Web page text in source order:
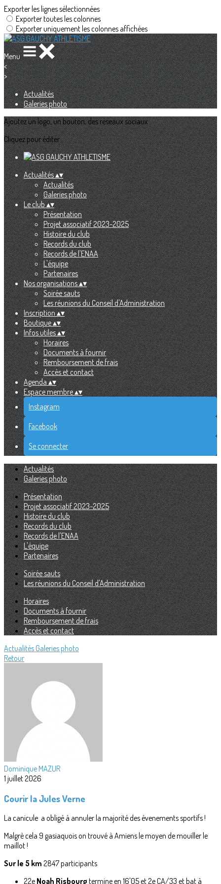
Exporter les lignes sélectionnées
Exporter toutes les colonnes
Exporter uniquement les colonnes affichées
Menu
<
>
Actualités
Galeries photo
Ajoutez un logo, un bouton, des réseaux sociaux
Cliquez pour éditer
Actualités▴▾
Actualités
Galeries photo
Le club▴▾
Présentation
Projet associatif 2023-2025
Histoire du club
Records du club
Records de l'ENAA
L'équipe
Partenaires
Nos organisations▴▾
Soirée sauts
Les réunions du Conseil d'Administration
Inscription▴▾
Boutique▴▾
Infos utiles▴▾
Horaires
Documents à fournir
Remboursement de frais
Accès et contact
Agenda▴▾
Espace membre▴▾
Instagram
Facebook
Se connecter
Actualités
Galeries photo
Présentation
Projet associatif 2023-2025
Histoire du club
Records du club
Records de l'ENAA
L'équipe
Partenaires
Soirée sauts
Les réunions du Conseil d'Administration
Horaires
Documents à fournir
Remboursement de frais
Accès et contact
Actualités Galeries photo
Retour
Dominique MAZUR
1 juillet 2026
Courir la Jules Verne
La canicule a obligé à annuler la majorité des évenements sportifs !
Malgrè cela 9 gasiaquois on trouvé à Amiens le moyen de mouiller le
maillot !
Sur le 5 km 2847 participants
22e Noah Risbourgtermine en 16'05 et 2e CA/33 et bat à